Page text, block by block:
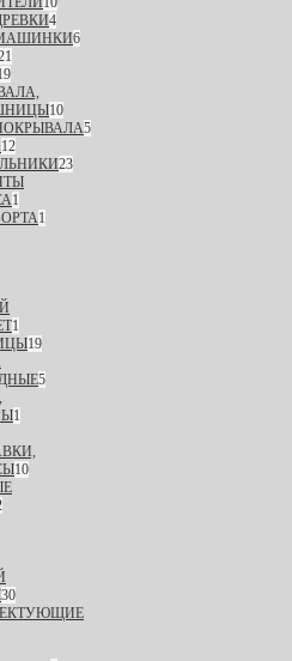
4
6
10
5
12
23
1
1
1
19
5
1
10
30